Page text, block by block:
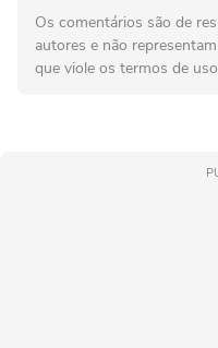
Os comentários são de
autores e não
que viole os termos de